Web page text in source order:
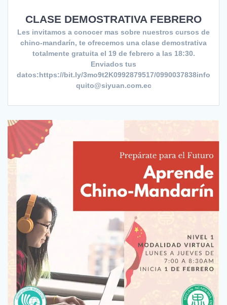
CLASE DEMOSTRATIVA FEBRERO
Les invitamos a conocer mas sobre nuestros cursos de
chino-mandarín, te ofrecemos una clase demostrativa
totalmente gratuita el 19 de febrero a las 18:30.
Enviados tus
datos:https://bit.ly/3mo9t2K0992879517/0990037838info
quito@siyuan.com.ec